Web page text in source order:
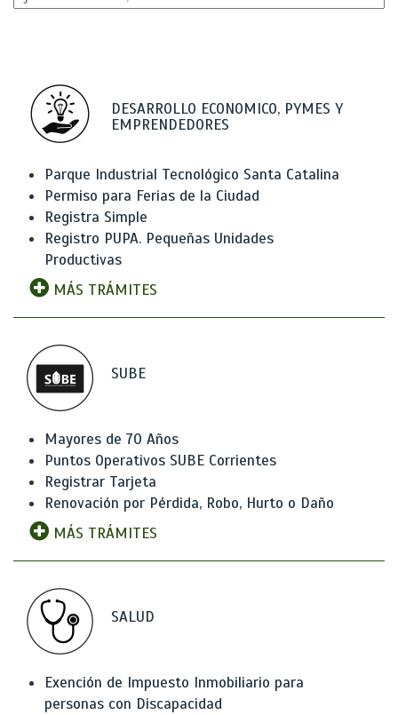
DESARROLLO ECONOMICO, PYMES Y
EMPRENDEDORES
Parque Industrial Tecnológico Santa Catalina
Permiso para Ferias de la Ciudad
Registra Simple
Registro PUPA. Pequeñas Unidades
Productivas
MÁS TRÁMITES
SUBE
Mayores de 70 Años
Puntos Operativos SUBE Corrientes
Registrar Tarjeta
Renovación por Pérdida, Robo, Hurto o Daño
MÁS TRÁMITES
SALUD
Exención de Impuesto Inmobiliario para
personas con Discapacidad